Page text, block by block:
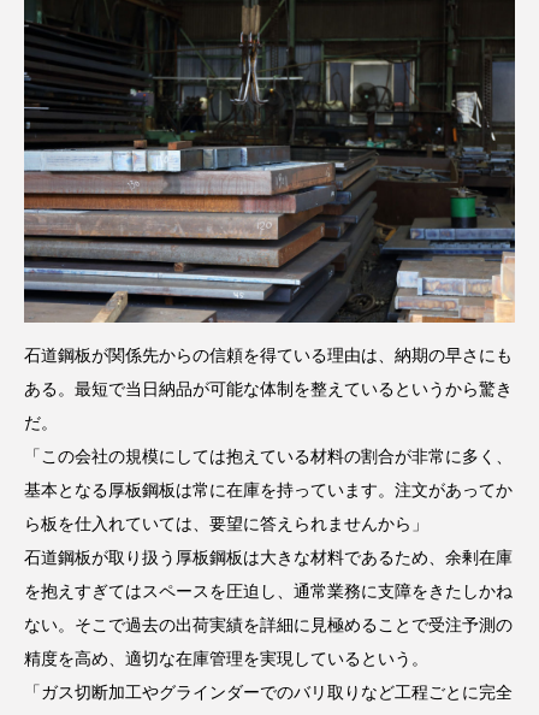
石道鋼板が関係先からの信頼を得ている理由は、納期の早さにも
ある。最短で当日納品が可能な体制を整えているというから驚き
だ。
「この会社の規模にしては抱えている材料の割合が非常に多く、
基本となる厚板鋼板は常に在庫を持っています。注文があってか
ら板を仕入れていては、要望に答えられませんから」
石道鋼板が取り扱う厚板鋼板は大きな材料であるため、余剰在庫
を抱えすぎてはスペースを圧迫し、通常業務に支障をきたしかね
ない。そこで過去の出荷実績を詳細に見極めることで受注予測の
精度を高め、適切な在庫管理を実現しているという。
「ガス切断加工やグラインダーでのバリ取りなど工程ごとに完全